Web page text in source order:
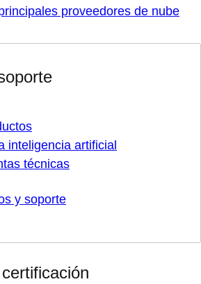
proveedores de nube
inteligencia artificial
técnicas
y soporte